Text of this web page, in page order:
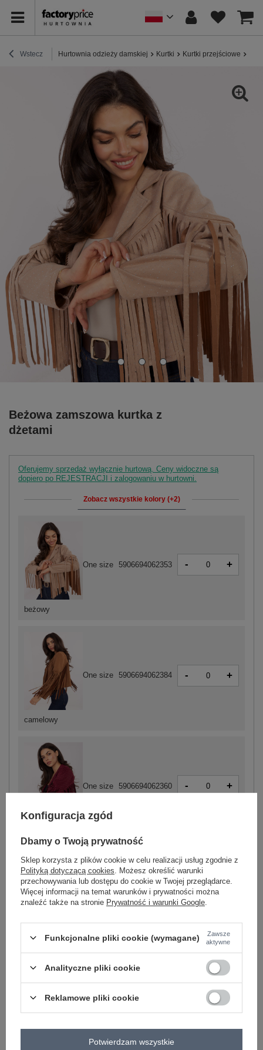
Wstecz Hurtownia odzieży damskiej Kurtki Kurtki przejściowe
Beżowa zamszowa kurtka z
dżetami
Oferujemy sprzedaż wyłącznie hurtową. Ceny widoczne są
dopiero po REJESTRACJI i zalogowaniu w hurtowni.
Zobacz wszystkie kolory (+2)
camelowy
One size 5906694062384 - +
beżowy
One size 5906694062353 - +
One size 5906694062360 - +
Zobacz wszystkie kolory (+2)
ZALOGUJ SIĘ I ZOBACZ CENĘ
Masz pytanie? Chętnie pomożemy.
Kod produktu
IT-KR-21698.29P
Marka
ITALY MODA
kurtka przejściowa
Konfiguracja zgód
Dbamy o Twoją prywatność
Sklep korzysta z plików cookie w celu realizacji usług zgodnie z
Polityką dotyczącą cookies . Możesz określić warunki
przechowywania lub dostępu do cookie w Twojej przeglądarce.
Więcej informacji na temat warunków i prywatności można
znaleźć także na stronie Prywatność i warunki Google
Funkcjonalne pliki cookie (wymagane)
Zawsze
aktywne
Analityczne pliki cookie
Reklamowe pliki cookie
Potwierdzam wszystkie